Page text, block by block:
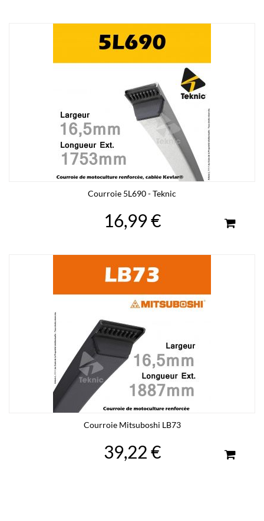
Courroie 5L690 - Teknic
16,99 €
Courroie Mitsuboshi LB73
39,22 €